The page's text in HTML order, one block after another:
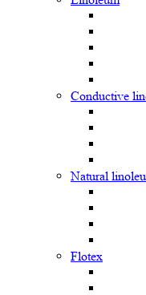
Сonductive
Natural
Flotex